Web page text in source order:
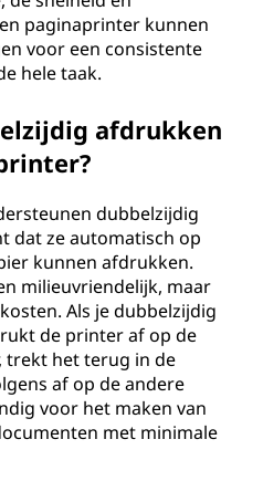
paginaprinter kunnen
voor een consistente
hele taak.
afdrukken
dubbelzijdig
dat ze automatisch op
kunnen afdrukken.
milieuvriendelijk, maar
Als je dubbelzijdig
de printer af op de
trekt het terug in de
af op de andere
voor het maken van
met minimale